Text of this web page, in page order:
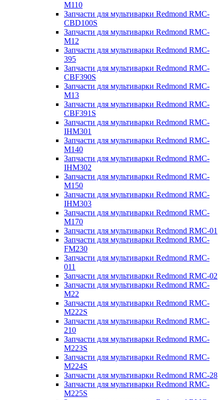
M110
Запчасти для мультиварки Redmond RMC-
CBD100S
Запчасти для мультиварки Redmond RMC-
M12
Запчасти для мультиварки Redmond RMC-
395
Запчасти для мультиварки Redmond RMC-
CBF390S
Запчасти для мультиварки Redmond RMC-
M13
Запчасти для мультиварки Redmond RMC-
CBF391S
Запчасти для мультиварки Redmond RMC-
IHM301
Запчасти для мультиварки Redmond RMC-
M140
Запчасти для мультиварки Redmond RMC-
IHM302
Запчасти для мультиварки Redmond RMC-
M150
Запчасти для мультиварки Redmond RMC-
IHM303
Запчасти для мультиварки Redmond RMC-
M170
Запчасти для мультиварки Redmond RMC-01
Запчасти для мультиварки Redmond RMC-
FM230
Запчасти для мультиварки Redmond RMC-
011
Запчасти для мультиварки Redmond RMC-02
Запчасти для мультиварки Redmond RMC-
M22
Запчасти для мультиварки Redmond RMC-
M222S
Запчасти для мультиварки Redmond RMC-
210
Запчасти для мультиварки Redmond RMC-
M223S
Запчасти для мультиварки Redmond RMC-
M224S
Запчасти для мультиварки Redmond RMC-28
Запчасти для мультиварки Redmond RMC-
M225S